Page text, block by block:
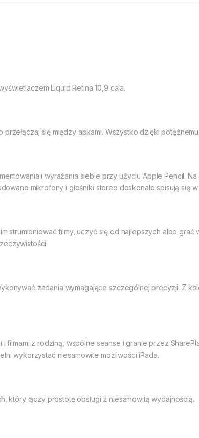
Liquid Retina 10,9 cala.
się między apkami. Wszystko dzięki
i wyrażania siebie przy użyciu Apple Pencil.
mikrofony i głośniki stereo doskonale spisują się
strumieniować filmy, uczyć się od najlepszych albo
zadania wymagające szczególnej precyzji. Z
filmami z rodziną, wspólne seanse i granie przez
wykorzystać niesamowite możliwości iPada.
który łączy prostotę obsługi z niesamowitą wydajnością.